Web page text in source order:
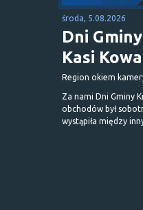
środa, 5.08.2026
Dni
Kasi
Region okiem
Za nami Dni Gminy
obchodów był
wystąpiła między